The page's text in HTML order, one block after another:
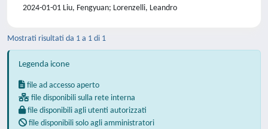
2024-01-01 Liu, Fengyuan; Lorenzelli, Leandro
Mostrati risultati da 1 a 1 di 1
Legenda icone
file ad accesso aperto
file disponibili sulla rete interna
file disponibili agli utenti autorizzati
file disponibili solo agli amministratori